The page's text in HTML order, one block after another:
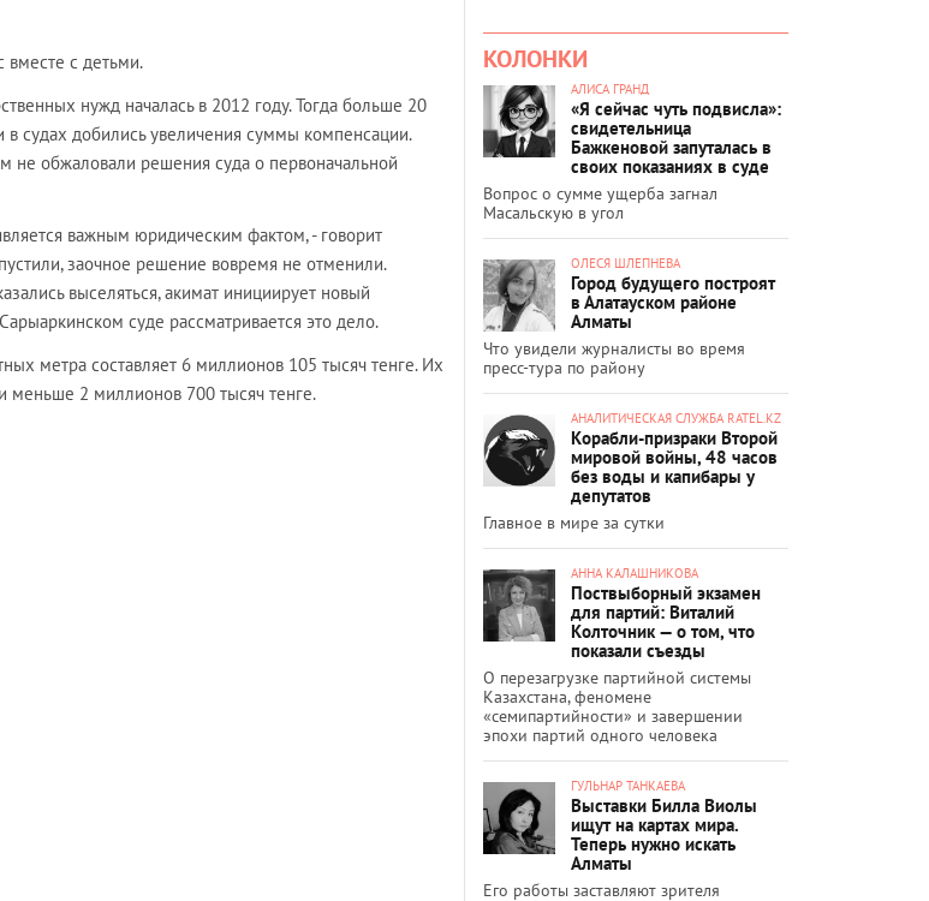
вместе с детьми.
нужд началась в 2012 году. Тогда больше 20
судах добились увеличения суммы компенсации.
обжаловали решения суда о первоначальной
важным юридическим фактом, - говорит
заочное решение вовремя не отменили.
выселяться, акимат инициирует новый
суде рассматривается это дело.
метра составляет 6 миллионов 105 тысяч тенге. Их
меньше 2 миллионов 700 тысяч тенге.
КОЛОНКИ
АЛИСА ГРАНД
«Я сейчас чуть подвисла»:
свидетельница
Бажкеновой запуталась в
своих показаниях в суде
Вопрос о сумме ущерба загнал
Масальскую в угол
ОЛЕСЯ ШЛЕПНЕВА
Город будущего построят
в Алатауском районе
Алматы
Что увидели журналисты во время
пресс-тура по району
АНАЛИТИЧЕСКАЯ СЛУЖБА RATEL.KZ
Корабли-призраки Второй
мировой войны, 48 часов
без воды и капибары у
депутатов
Главное в мире за сутки
АННА КАЛАШНИКОВА
Поствыборный экзамен
для партий: Виталий
Колточник — о том, что
показали съезды
О перезагрузке партийной системы
Казахстана, феномене
«семипартийности» и завершении
эпохи партий одного человека
ГУЛЬНАР ТАНКАЕВА
Выставки Билла Виолы
ищут на картах мира.
Теперь нужно искать
Алматы
Его работы заставляют зрителя